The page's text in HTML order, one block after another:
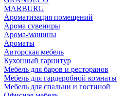
MARBURG
Ароматизация помещений
Арома сувениры
Арома-машины
Ароматы
Авторская мебель
Кухонный гарнитур
Мебель для баров и ресторанов
Мебель для гардеробной комнаты
Мебель для спальни и гостиной